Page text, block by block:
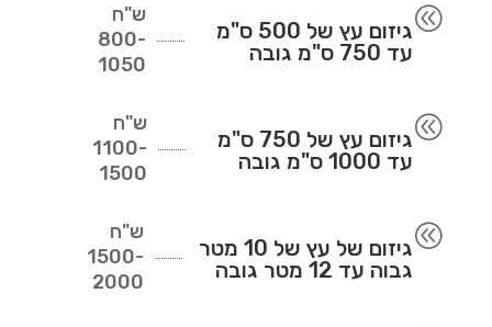
@
גיזום עץ של 500 ס"מ
עד 750 ס"מ גובה
ש"ח
800-
1050
@
גיזום עץ של 750 ס"מ
עד 1000 ס"מ גובה
ש"ח
1100-
1500
@
גיזום של עץ של 10 מטר
גבוה עד 12 מטר גובה
ש"ח
1500-
2000